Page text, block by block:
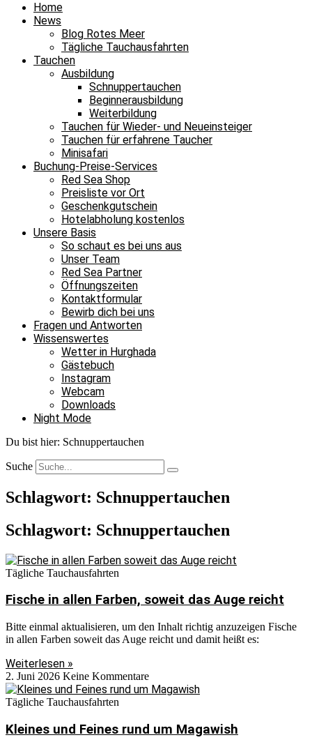
Home
News
Blog Rotes Meer
Tägliche Tauchausfahrten
Tauchen
Ausbildung
Schnuppertauchen
Beginnerausbildung
Weiterbildung
Tauchen für Wieder- und Neueinsteiger
Tauchen für erfahrene Taucher
Minisafari
Buchung-Preise-Services
Red Sea Shop
Preisliste vor Ort
Geschenkgutschein
Hotelabholung kostenlos
Unsere Basis
So schaut es bei uns aus
Unser Team
Red Sea Partner
Öffnungszeiten
Kontaktformular
Bewirb dich bei uns
Fragen und Antworten
Wissenswertes
Wetter in Hurghada
Gästebuch
Instagram
Webcam
Downloads
Night Mode
Du bist hier: Schnuppertauchen
Suche
Schlagwort: Schnuppertauchen
Schlagwort: Schnuppertauchen
Tägliche Tauchausfahrten
Fische in allen Farben, soweit das Auge reicht
Bitte einmal aktualisieren, um den Inhalt richtig anzuzeigen Fische
in allen Farben soweit das Auge reicht und damit heißt es:
Weiterlesen »
2. Juni 2026 Keine Kommentare
Tägliche Tauchausfahrten
Kleines und Feines rund um Magawish